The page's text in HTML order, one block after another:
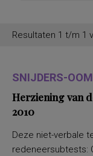
Resultaten 1 t/m 1
SNIJDERS-
Herziening van
2010
Deze niet-verbale
redeneersubtests: